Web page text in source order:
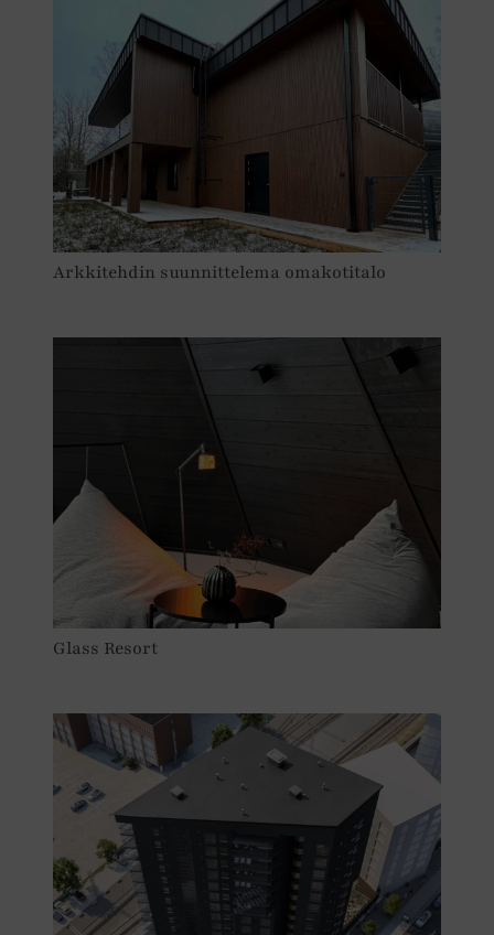
Arkkitehdin suunnittelema omakotitalo
Glass Resort